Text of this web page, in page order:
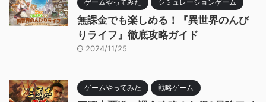
ゲームやってみた シミュレーションゲーム
無課金でも楽しめる！『異世界のんび
りライフ』徹底攻略ガイド
2024/11/25
ゲームやってみた 戦略ゲーム